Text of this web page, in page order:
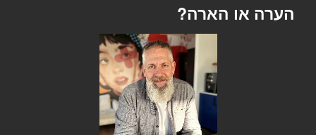
הערה או הארה?